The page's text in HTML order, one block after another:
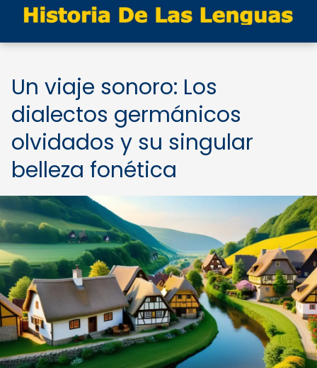
Un viaje sonoro: Los
dialectos germánicos
olvidados y su singular
belleza fonética